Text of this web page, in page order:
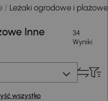
/ Leżaki ogrodowe i plażowe
34
Wyniki
wszystko